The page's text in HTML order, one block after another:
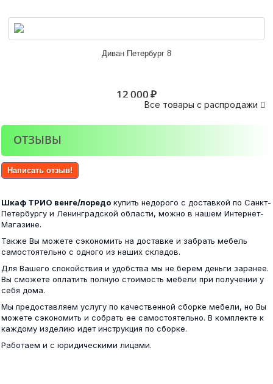
Фиеста шкаф 3-х створчатый венге/лоредо
Фиеста шкаф 4-х створчатый венге/лоредо
Диван Петербург 8
12 000 ₽
Симпл ПС-07 стол письменный белый
5 400 ₽
Кровать Гармония с ящиками 120х200 крафт и...
21 700 ₽
Все товары с распродажи 
ОТЗЫВЫ
Написать отзыв!
Шкаф ТРИО венге/лоредо купить недорого с доставкой по Санкт-
Петербургу и Ленинградской области, можно в нашем Интернет-
Магазине.
Также Вы можете сэкономить на доставке и забрать мебель
самостоятельно с одного из наших складов.
Для Вашего спокойствия и удобства мы не берем деньги заранее.
Вы сможете оплатить полную стоимость мебели при получении у
себя дома.
Мы предоставляем услугу по качественной сборке мебели, но Вы
можете сэкономить и собрать ее самостоятельно. В комплекте к
каждому изделию идет инструкция по сборке.
Работаем и с юридическими лицами.